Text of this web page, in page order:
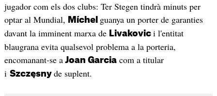
jugador com els dos clubs: Ter Stegen tindrà minuts per
optar al Mundial, Míchel guanya un porter de garanties
davant la imminent marxa de Livakovic i l'entitat
blaugrana evita qualsevol problema a la porteria,
encomanant-se aJoan Garciacom a titular
i Szczęsny de suplent.